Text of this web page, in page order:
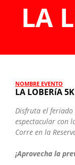
LA
NOMBRE EVENTO
LA LOBERíA 5K
Disfruta el feriado
espectacular con
Corre en la
¡Aprovecha la